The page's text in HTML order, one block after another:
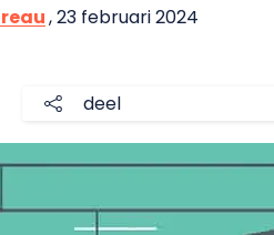
, 23 februari 2024
deel